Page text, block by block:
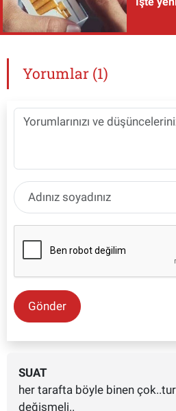
Yorumlar (1)
Gönder
SUAT
her tarafta böyle binen
değişmeli..